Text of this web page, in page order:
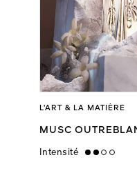
L’ART & LA MATIÈRE
MUSC
Intensité medium